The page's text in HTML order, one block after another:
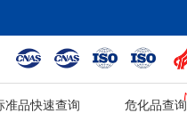
准品快速查询 危化品查询